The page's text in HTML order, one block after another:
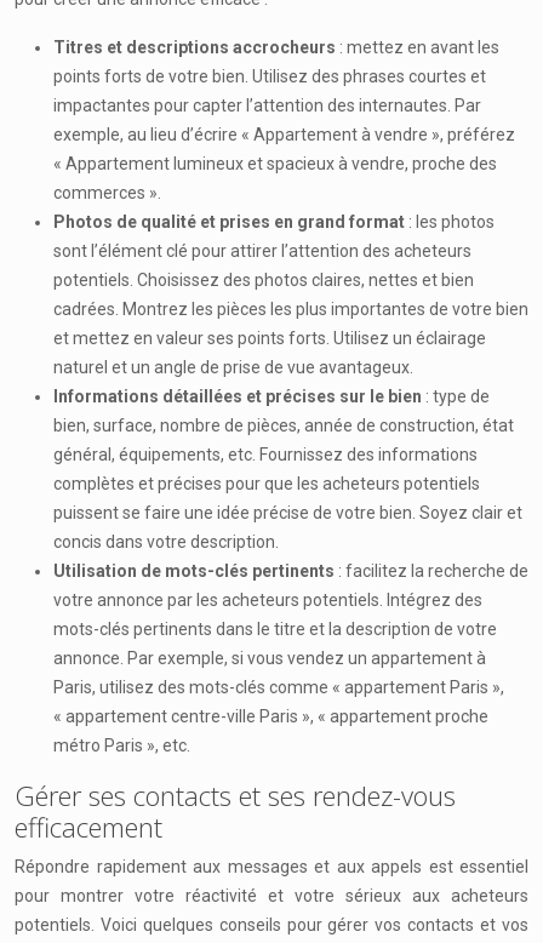
Titres et descriptions accrocheurs : mettez en avant les
points forts de votre bien. Utilisez des phrases courtes et
impactantes pour capter l’attention des internautes. Par
exemple, au lieu d’écrire « Appartement à vendre », préférez
« Appartement lumineux et spacieux à vendre, proche des
commerces ».
Photos de qualité et prises en grand format : les photos
sont l’élément clé pour attirer l’attention des acheteurs
potentiels. Choisissez des photos claires, nettes et bien
cadrées. Montrez les pièces les plus importantes de votre bien
et mettez en valeur ses points forts. Utilisez un éclairage
naturel et un angle de prise de vue avantageux.
Informations détaillées et précises sur le bien : type de
bien, surface, nombre de pièces, année de construction, état
général, équipements, etc. Fournissez des informations
complètes et précises pour que les acheteurs potentiels
puissent se faire une idée précise de votre bien. Soyez clair et
concis dans votre description.
Utilisation de mots-clés pertinents : facilitez la recherche de
votre annonce par les acheteurs potentiels. Intégrez des
mots-clés pertinents dans le titre et la description de votre
annonce. Par exemple, si vous vendez un appartement à
Paris, utilisez des mots-clés comme « appartement Paris »,
« appartement centre-ville Paris », « appartement proche
métro Paris », etc.
Gérer ses contacts et ses rendez-vous
efficacement
Répondre rapidement aux messages et aux appels est essentiel
pour montrer votre réactivité et votre sérieux aux acheteurs
potentiels. Voici quelques conseils pour gérer vos contacts et vos